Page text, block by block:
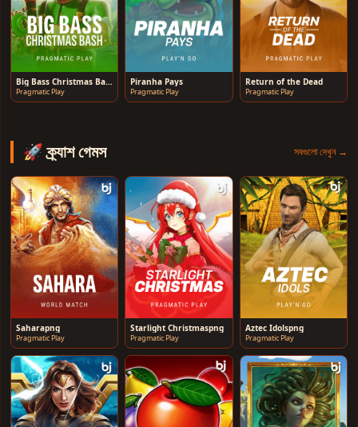
Big Bass Christmas Bash
Pragmatic Play
Piranha Pays
Pragmatic Play
Return of the Dead
Pragmatic Play
🚀 ক্র্যাশ গেমস সবগুলো দেখুন →
Saharapng
Pragmatic Play
Starlight Christmaspng
Pragmatic Play
Aztec Idolspng
Pragmatic Play